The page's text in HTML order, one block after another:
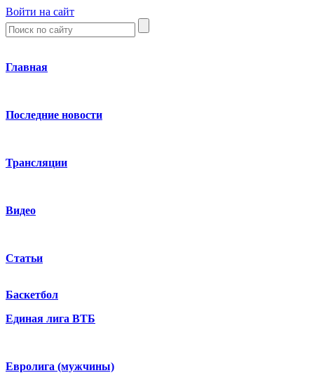
Войти на сайт
Главная
Последние новости
Трансляции
Видео
Статьи
Баскетбол
Единая лига ВТБ
Евролига (мужчины)